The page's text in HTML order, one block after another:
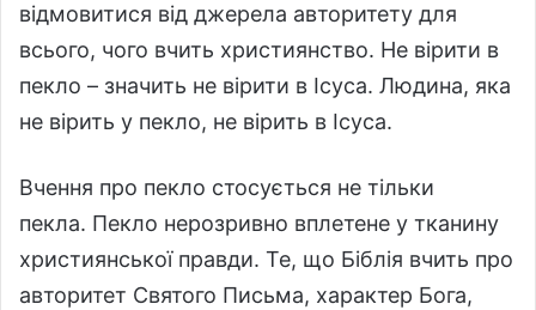
відмовитися від джерела авторитету для
всього, чого вчить християнство. Не вірити в
пекло – значить не вірити в Ісуса. Людина, яка
не вірить у пекло, не вірить в Ісуса.
Вчення про пекло стосується не тільки
пекла. Пекло нерозривно вплетене у тканину
християнської правди. Те, що Біблія вчить про
авторитет Святого Письма, характер Бога,